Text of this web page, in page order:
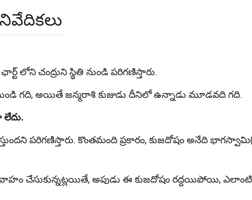
లోని చంద్రుని స్థితి నుండి పరిగణిస్తారు.
నుండి గది, అయితే జన్మరాశి కుజుడు దీనిలో ఉన్నాడు మూడవది గది.
లేదు.
పరిగణిస్తారు. కొంతమంది ప్రకారం, కుజదోషం అనేది
వివాహం చేసుకున్నట్లయితే, అపుడు ఈ కుజదోషం రద్దయిపోయి,